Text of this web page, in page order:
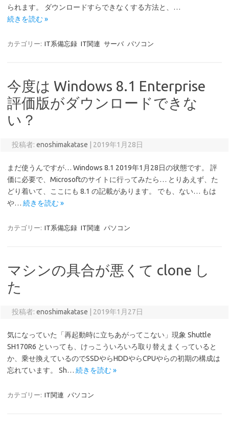
られます。 ダウンロードすらできなくする方法と、…
続きを読む »
カテゴリー: IT系備忘録 IT関連 サーバ パソコン
今度は Windows 8.1 Enterprise
評価版がダウンロードできな
い？
投稿者: enoshimakatase 2019年1月28日
まだ使うんですが… Windows 8.1 2019年1月28日の状態です。 評
価に必要で、Microsoftのサイトに行ってみたら… とりあえず、た
どり着いて、ここにも 8.1 の記載があります。 でも、ない… もは
や… 続きを読む »
カテゴリー: IT系備忘録 IT関連 パソコン
マシンの具合が悪くて clone し
た
投稿者: enoshimakatase 2019年1月27日
気になっていた「再起動時に立ちあがってこない」現象 Shuttle
SH170R6 といっても、けっこういろいろ取り替えまくっていると
か、乗せ換えているのでSSDやらHDDやらCPUやらの初期の構成は
忘れています。 Sh… 続きを読む »
カテゴリー: IT関連 パソコン